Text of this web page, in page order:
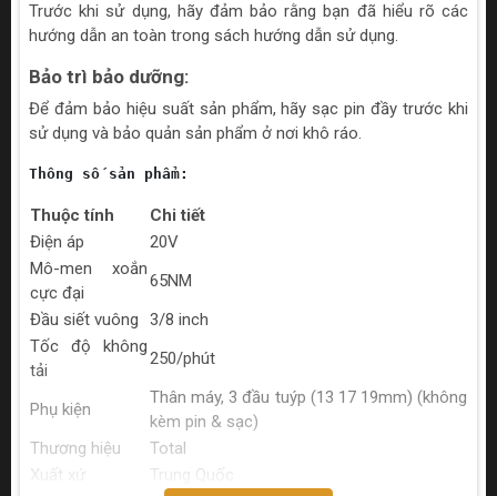
Trước khi sử dụng, hãy đảm bảo rằng bạn đã hiểu rõ các
hướng dẫn an toàn trong sách hướng dẫn sử dụng.
Bảo trì bảo dưỡng:
Để đảm bảo hiệu suất sản phẩm, hãy sạc pin đầy trước khi
sử dụng và bảo quản sản phẩm ở nơi khô ráo.
Thông số sản phẩm:
Thuộc tính
Chi tiết
Điện áp
20V
Mô-men xoắn
cực đại
65NM
Đầu siết vuông
3/8 inch
Tốc độ không
tải
250/phút
Phụ kiện
Thân máy, 3 đầu tuýp (13 17 19mm) (không
kèm pin & sạc)
Thương hiệu
Total
Xuất xứ
Trung Quốc